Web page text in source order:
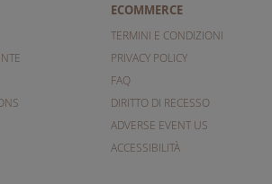
ECOMMERCE
TERMINI E CONDIZIONI
PRIVACY POLICY
FAQ
DIRITTO DI RECESSO
ADVERSE EVENT US
ACCESSIBILITÀ